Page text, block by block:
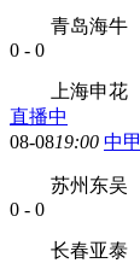
青岛海牛
0 - 0
上海申花
直播中
08-0819:00 中甲
苏州东吴
0 - 0
长春亚泰